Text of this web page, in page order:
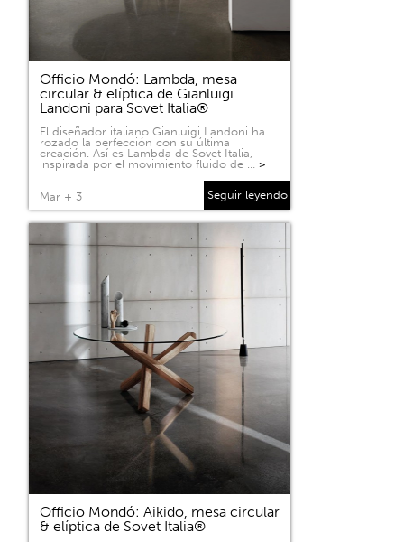
Officio Mondó: Lambda, mesa
circular & elíptica de Gianluigi
Landoni para Sovet Italia®
El diseñador italiano Gianluigi Landoni ha
rozado la perfección con su última
creación. Así es Lambda de Sovet Italia,
inspirada por el movimiento fluido de … >
Mar + 3 Seguir leyendo
Officio Mondó: Aikido, mesa circular
& elíptica de Sovet Italia®